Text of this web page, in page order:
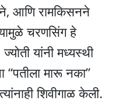
आणि रामकिसनने
चरणसिंग हे
यांनी मध्यस्थी
“पतीला मारू नका”
शिवीगाळ केली.